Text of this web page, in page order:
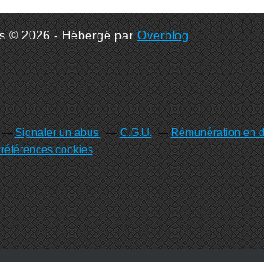
© 2026 - Hébergé parOverblog
Signaler un abus C.G.U. Rémunération en
cookies